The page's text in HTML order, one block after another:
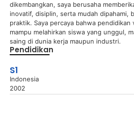
dikembangkan, saya berusaha
inovatif, disiplin, serta mudah dipahami,
praktik. Saya percaya bahwa pendidikan
mampu melahirkan siswa yang unggul,
saing di dunia kerja maupun industri.
Pendidikan
S1
Indonesia
2002